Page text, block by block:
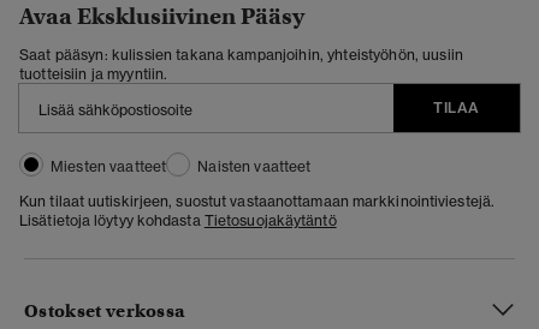
Avaa Eksklusiivinen Pääsy
Saat pääsyn: kulissien takana kampanjoihin, yhteistyöhön, uusiin
tuotteisiin ja myyntiin.
TILAA
Miesten vaatteet
Naisten vaatteet
Kun tilaat uutiskirjeen, suostut vastaanottamaan markkinointiviestejä.
Lisätietoja löytyy kohdasta Tietosuojakäytäntö
Ostokset verkossa